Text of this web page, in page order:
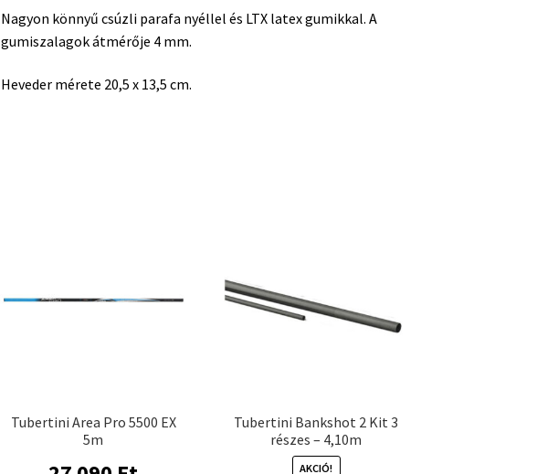
Nagyon könnyű csúzli parafa nyéllel és LTX latex gumikkal. A
gumiszalagok átmérője 4 mm.
Heveder mérete 20,5 x 13,5 cm.
Tubertini Area Pro 5500 EX
5m
Tubertini Bankshot 2 Kit 3
részes – 4,10m
AKCIÓ!